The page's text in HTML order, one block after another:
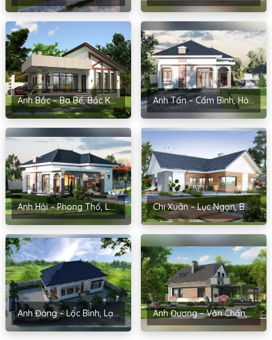
Anh Bắc – Ba Bể, Bắc Kạn Anh Tấn – Cẩm Bình, Hải Dương
Anh Hải – Phong Thổ, Lai Châu Chị Xuân – Lục Ngạn, Bắc Giang
Anh Đăng – Lộc Bình, Lạng Sơn Anh Đương – Văn Chấn, Yên Bái